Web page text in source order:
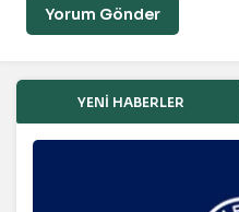
Yorum Gönder
YENI HABERLER